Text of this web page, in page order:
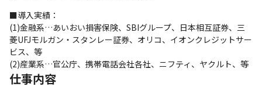
■導入実績：
(1)金融系…あいおい損害保険、SBIグループ、日本相互証券、三
菱UFJモルガン・スタンレー証券、オリコ、イオンクレジットサー
ビス、等
(2)産業系…官公庁、携帯電話会社各社、ニフティ、ヤクルト、等
仕事内容